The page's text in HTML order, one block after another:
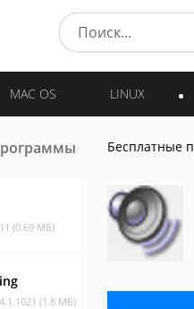
MAC OS LINUX
(0.69 МБ)
(1.8 МБ)
Бесплатные